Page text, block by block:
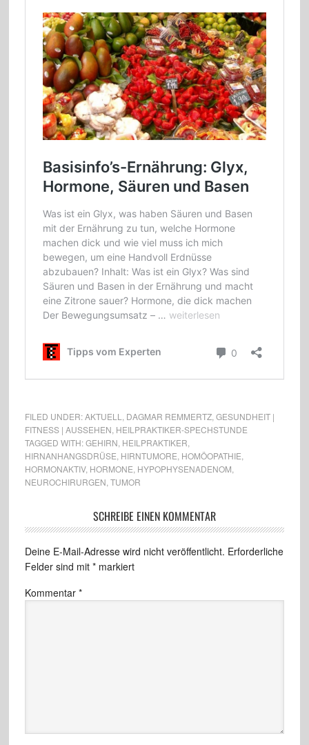
FILED UNDER:AKTUELL DAGMAR REMMERTZ, GESUNDHEIT |
FITNESS | AUSSEHEN HEILPRAKTIKER-SPECHSTUNDE
TAGGED WITH:GEHIRN HEILPRAKTIKER
HIRNANHANGSDRÜSE HIRNTUMORE HOMÖOPATHIE
HORMONAKTIV, HORMONE HYPOPHYSENADENOM
NEUROCHIRURGEN TUMOR
SCHREIBE EINEN KOMMENTAR
Deine E-Mail-Adresse wird nicht veröffentlicht. Erforderliche
Felder sind mit *markiert
Kommentar *